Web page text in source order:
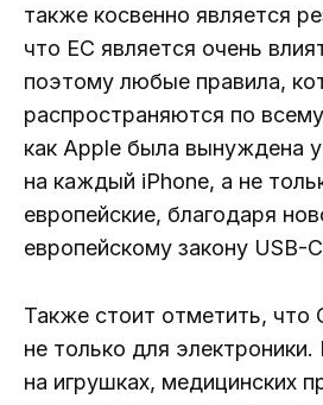
также косвенно является
что ЕС является очень
поэтому любые правила,
распространяются по
как Apple была вынуждена
на каждый iPhone, а не
европейские, благодаря
европейскому закону USB-
Также стоит отметить, что
не только для
на игрушках, медицинских